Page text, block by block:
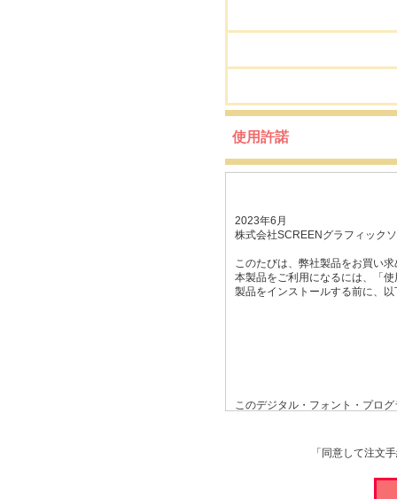
使用許諾
2023年6月
株式会社SCREENグラフィック
このたびは、弊社製品をお買い
本製品をご利用になるには、「
製品をインストールする前に、
このデジタル・フォント・プロ
た上で、本契約書に定める条件
ただいた 場合、弊社はお客様に
ません)が、本契約で使用を許
「同意して注文